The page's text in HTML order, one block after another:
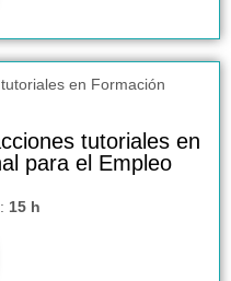
tutoriales en
para el Empleo
15 h